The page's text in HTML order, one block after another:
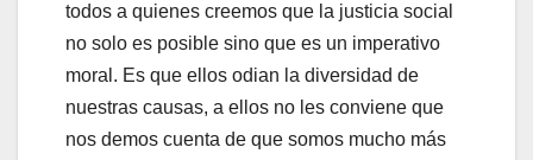
todos a quienes creemos que la justicia social
no solo es posible sino que es un imperativo
moral. Es que ellos odian la diversidad de
nuestras causas, a ellos no les conviene que
nos demos cuenta de que somos mucho más